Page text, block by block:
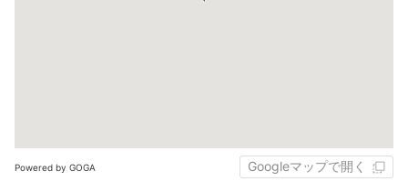
Powered by GOGA Googleマップで開く